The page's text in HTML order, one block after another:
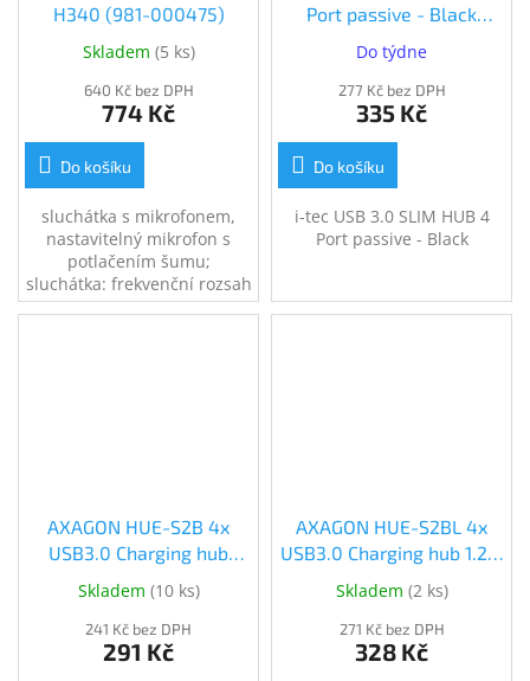
H340 (981-000475)
Skladem (5 ks)
640 Kč bez DPH
774 Kč
Do košíku
sluchátka s mikrofonem,
nastavitelný mikrofon s
potlačením šumu;
sluchátka: frekvenční rozsah
20Hz až 20kHz; mikrofon:
Port passive - Black
(U3HUB404)
Do týdne
277 Kč bez DPH
335 Kč
Do košíku
i-tec USB 3.0 SLIM HUB 4
Port passive - Black
AXAGON HUE-S2B 4x
USB3.0 Charging hub
(HUE-S2B)
Skladem (10 ks)
241 Kč bez DPH
291 Kč
AXAGON HUE-S2BL 4x
USB3.0 Charging hub 1.2m
kabel (HUE-S2BL)
Skladem (2 ks)
271 Kč bez DPH
328 Kč